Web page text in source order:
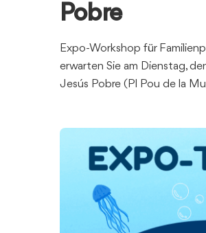
Pobre
Expo-Workshop für
erwarten Sie am Dienstag,
Jesús Pobre (Pl Pou de la